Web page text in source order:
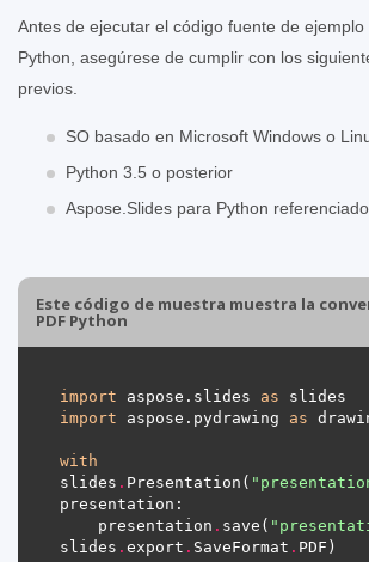
Antes de ejecutar el código fuente de
Python, asegúrese de cumplir con los
previos.
SO basado en Microsoft Windows o
Python 3.5 o posterior
Aspose.Slides para Python
Este código de muestra muestra la
PDF Python
import aspose.slides as
import aspose.pydrawing as
with
slides . Presentation(
    presentation
. save(
slides . export . SaveFormat .